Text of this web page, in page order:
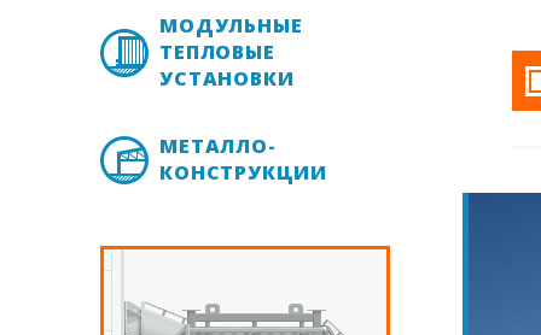
МОДУЛЬНЫЕ
ТЕПЛОВЫЕ
УСТАНОВКИ
МЕТАЛЛО-
КОНСТРУКЦИИ